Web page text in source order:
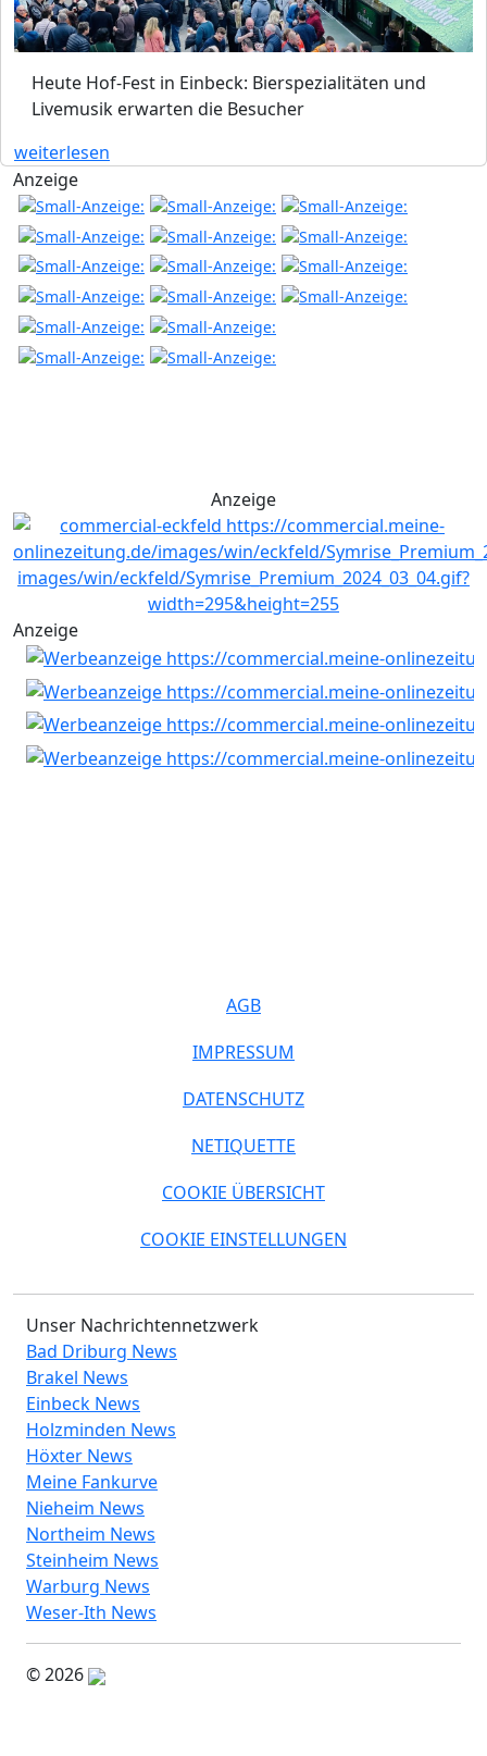
Heute Hof-Fest in Einbeck: Bierspezialitäten und
Livemusik erwarten die Besucher
weiterlesen
Anzeige
Anzeige
Anzeige
AGB
IMPRESSUM
DATENSCHUTZ
NETIQUETTE
COOKIE ÜBERSICHT
COOKIE EINSTELLUNGEN
Unser Nachrichtennetzwerk
Bad Driburg News
Brakel News
Einbeck News
Holzminden News
Höxter News
Meine Fankurve
Nieheim News
Northeim News
Steinheim News
Warburg News
Weser-Ith News
© 2026